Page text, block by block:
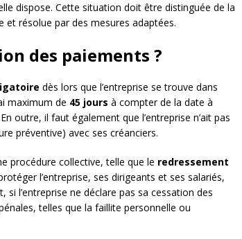
dispose. Cette situation doit être distinguée de la
résolue par des mesures adaptées.
des paiements ?
dès lors que l’entreprise se trouve dans
maximum de 45 jours à compter de la date à
outre, il faut également que l’entreprise n’ait pas
préventive) avec ses créanciers.
procédure collective, telle que le redressement
l’entreprise, ses dirigeants et ses salariés,
l’entreprise ne déclare pas sa cessation des
telles que la faillite personnelle ou